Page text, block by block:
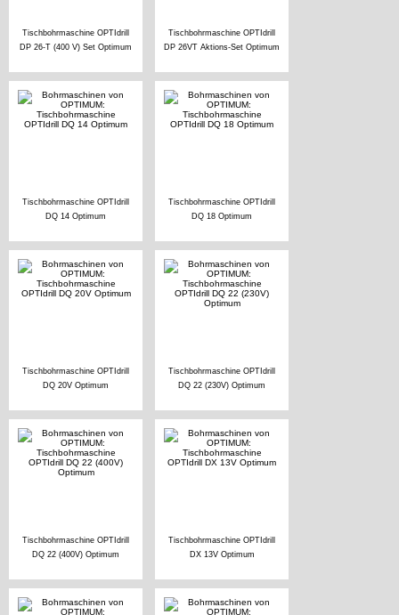
Tischbohrmaschine OPTIdrill
DP 26-T (400 V) Set Optimum
Tischbohrmaschine OPTIdrill
DP 26VT Aktions-Set Optimum
Tischbohrmaschine OPTIdrill
DQ 14 Optimum
Tischbohrmaschine OPTIdrill
DQ 18 Optimum
Tischbohrmaschine OPTIdrill
DQ 20V Optimum
Tischbohrmaschine OPTIdrill
DQ 22 (230V) Optimum
Tischbohrmaschine OPTIdrill
DQ 22 (400V) Optimum
Tischbohrmaschine OPTIdrill
DX 13V Optimum